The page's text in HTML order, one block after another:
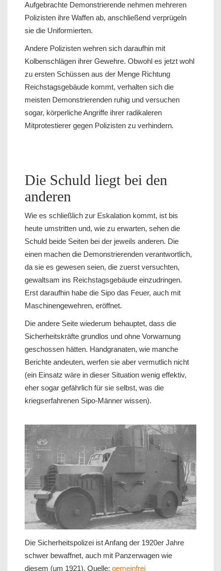
Aufgebrachte Demonstrierende nehmen mehreren
Polizisten ihre Waffen ab, anschließend verprügeln
sie die Uniformierten.
Andere Polizisten wehren sich daraufhin mit
Kolbenschlägen ihrer Gewehre. Obwohl es jetzt wohl
zu ersten Schüssen aus der Menge Richtung
Reichstagsgebäude kommt, verhalten sich die
meisten Demonstrierenden ruhig und versuchen
sogar, körperliche Angriffe ihrer radikaleren
Mitprotestierer gegen Polizisten zu verhindern.
Die Schuld liegt bei den
anderen
Wie es schließlich zur Eskalation kommt, ist bis
heute umstritten und, wie zu erwarten, sehen die
Schuld beide Seiten bei der jeweils anderen. Die
einen machen die Demonstrierenden verantwortlich,
da sie es gewesen seien, die zuerst versuchten,
gewaltsam ins Reichstagsgebäude einzudringen.
Erst daraufhin habe die Sipo das Feuer, auch mit
Maschinengewehren, eröffnet.
Die andere Seite wiederum behauptet, dass die
Sicherheitskräfte grundlos und ohne Vorwarnung
geschossen hätten. Handgranaten, wie manche
Berichte andeuten, werfen sie aber vermutlich nicht
(ein Einsatz wäre in dieser Situation wenig effektiv,
eher sogar gefährlich für sie selbst, was die
kriegserfahrenen Sipo-Männer wissen).
Die Sicherheitspolizei ist Anfang der 1920er Jahre
schwer bewaffnet, auch mit Panzerwagen wie
diesem (um 1921). Quelle: gemeinfrei